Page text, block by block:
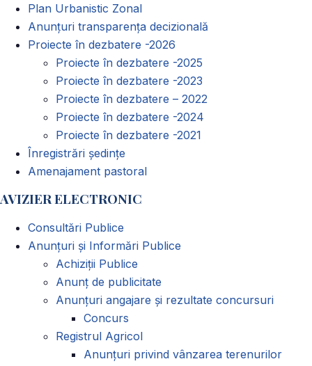
Plan Urbanistic Zonal
Anunțuri transparența decizională
Proiecte în dezbatere -2026
Proiecte în dezbatere -2025
Proiecte în dezbatere -2023
Proiecte în dezbatere – 2022
Proiecte în dezbatere -2024
Proiecte în dezbatere -2021
Înregistrări ședințe
Amenajament pastoral
AVIZIER ELECTRONIC
Consultări Publice
Anunțuri și Informări Publice
Achiziții Publice
Anunț de publicitate
Anunțuri angajare și rezultate concursuri
Concurs
Registrul Agricol
Anunţuri privind vânzarea terenurilor